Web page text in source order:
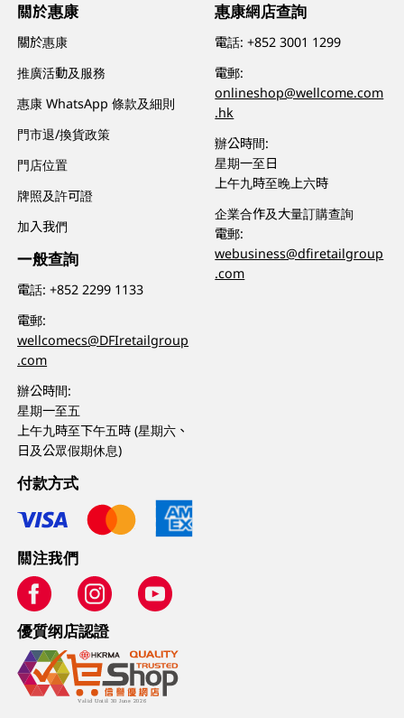
關於惠康
關於惠康
推廣活動及服務
惠康 WhatsApp 條款及細則
門市退/換貨政策
門店位置
牌照及許可證
加入我們
一般查詢
電話:+852 2299 1133
電郵:
wellcomecs@DFIretailgroup
.com
辦公時間:
星期一至五
上午九時至下午五時 (星期六、
日及公眾假期休息)
惠康網店查詢
電話:+852 3001 1299
電郵:
onlineshop@wellcome.com
.hk
辦公時間:
星期一至日
上午九時至晚上六時
企業合作及大量訂購查詢
電郵:
webusiness@dfiretailgroup
.com
付款方式
關注我們
優質纲店認證